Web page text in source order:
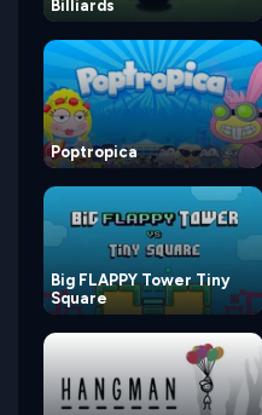
Billiards
Poptropica
Big FLAPPY Tower Tiny
Square